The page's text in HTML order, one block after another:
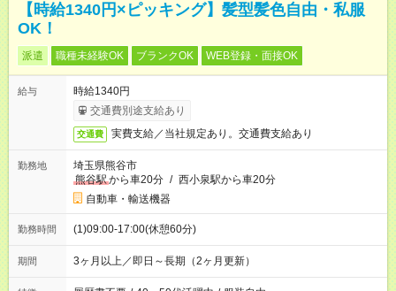
【時給1340円×ピッキング】髪型髪色自由・私服
OK！
派遣 職種未経験OK ブランクOK WEB登録・面接OK
給与
時給1340円
交通費別途支給あり
交通費 実費支給／当社規定あり。交通費支給あり
勤務地
埼玉県熊谷市
熊谷駅から車20分 / 西小泉駅から車20分
自動車・輸送機器
勤務時間 (1)09:00-17:00(休憩60分)
期間 3ヶ月以上／即日～長期（2ヶ月更新）